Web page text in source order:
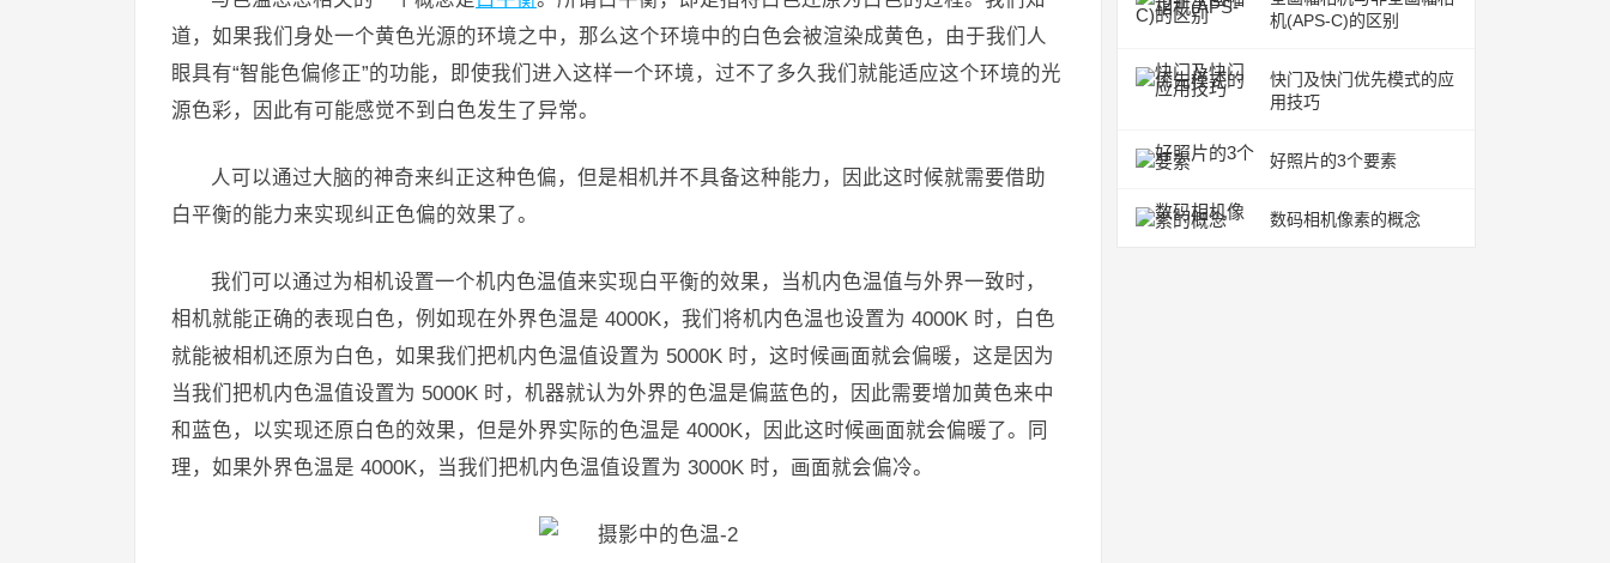
道，如果我们身处一个黄色光源的环境之中，那么这个环境中的白色会被渲染成黄色，由于我们人
眼具有“智能色偏修正”的功能，即使我们进入这样一个环境，过不了多久我们就能适应这个环境的光
源色彩，因此有可能感觉不到白色发生了异常。
人可以通过大脑的神奇来纠正这种色偏，但是相机并不具备这种能力，因此这时候就需要借助
白平衡的能力来实现纠正色偏的效果了。
我们可以通过为相机设置一个机内色温值来实现白平衡的效果，当机内色温值与外界一致时，
相机就能正确的表现白色，例如现在外界色温是 4000K，我们将机内色温也设置为 4000K 时，白色
就能被相机还原为白色，如果我们把机内色温值设置为 5000K 时，这时候画面就会偏暖，这是因为
当我们把机内色温值设置为 5000K 时，机器就认为外界的色温是偏蓝色的，因此需要增加黄色来中
和蓝色，以实现还原白色的效果，但是外界实际的色温是 4000K，因此这时候画面就会偏暖了。同
理，如果外界色温是 4000K，当我们把机内色温值设置为 3000K 时，画面就会偏冷。
机(APS-C)的区别
快门及快门优先模式的应
用技巧
好照片的3个要素
数码相机像素的概念